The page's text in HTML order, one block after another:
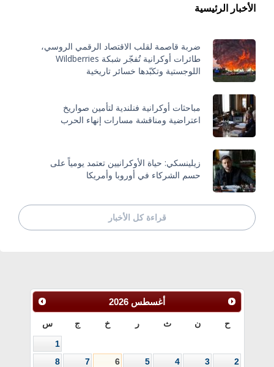
الأخبار الرئيسية
ضربة قاصمة لقلب الاقتصاد الرقمي الروسي،
طائرات أوكرانية تُفجّر شبكة Wildberries
اللوجستية وتكبّدها خسائر تاريخية
مباحثات أوكرانية فنلندية لتأمين صواريخ
اعتراضية ومناقشة مسارات إنهاء الحرب
زيلينسكي: حياة الأوكرانيين تعتمد يومياً على
حسم الشركاء في أوروبا وأمريكا
قراءة كل الأخبار
أغسطس 2026
ح ن ث ر خ ج س
1
2
3
4
5
6
7
8